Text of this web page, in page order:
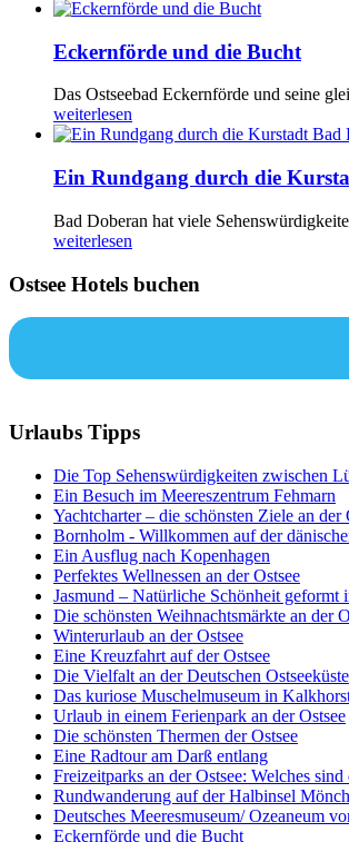
Eckernförde und die Bucht
Das Ostseebad Eckernförde und seine
weiterlesen
Ein Rundgang durch die
Bad Doberan hat viele
weiterlesen
Ostsee Hotels buchen
Urlaubs Tipps
Die Top Sehenswürdigkeiten zwischen
Ein Besuch im Meereszentrum Fehmarn
Yachtcharter – die schönsten Ziele an der
Bornholm - Willkommen auf der
Ein Ausflug nach Kopenhagen
Perfektes Wellnessen an der Ostsee
Jasmund – Natürliche Schönheit geformt
Die schönsten Weihnachtsmärkte an der
Winterurlaub an der Ostsee
Eine Kreuzfahrt auf der Ostsee
Die Vielfalt an der Deutschen Ostseeküste
Das kuriose Muschelmuseum in
Urlaub in einem Ferienpark an der Ostsee
Die schönsten Thermen der Ostsee
Eine Radtour am Darß entlang
Freizeitparks an der Ostsee: Welches sind
Rundwanderung auf der Halbinsel
Deutsches Meeresmuseum/ Ozeaneum
Eckernförde und die Bucht